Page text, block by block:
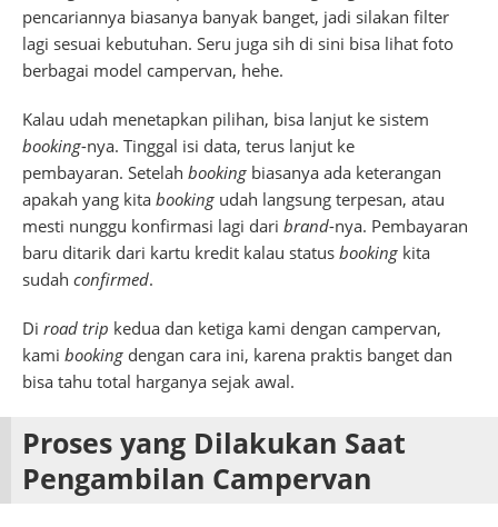
pencariannya biasanya banyak banget, jadi silakan filter
lagi sesuai kebutuhan. Seru juga sih di sini bisa lihat foto
berbagai model campervan, hehe.
Kalau udah menetapkan pilihan, bisa lanjut ke sistem
booking-nya. Tinggal isi data, terus lanjut ke
pembayaran. Setelah booking biasanya ada keterangan
apakah yang kita booking udah langsung terpesan, atau
mesti nunggu konfirmasi lagi dari brand-nya. Pembayaran
baru ditarik dari kartu kredit kalau status booking kita
sudah confirmed.
Di road trip kedua dan ketiga kami dengan campervan,
kami booking dengan cara ini, karena praktis banget dan
bisa tahu total harganya sejak awal.
Proses yang Dilakukan Saat
Pengambilan Campervan